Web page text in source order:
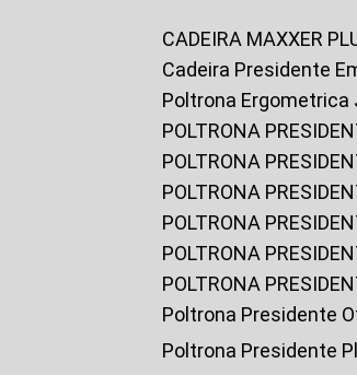
CADEIRA MAXXER
Cadeira Presidente
Poltrona
POLTRONA
POLTRONA
POLTRONA
POLTRONA
POLTRONA
POLTRONA
Poltrona Presidente
Poltrona Presidente